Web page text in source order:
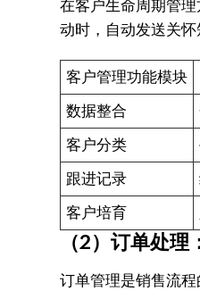
在客户生命周期管
动时，自动发送关
客户管理功能模块
数据整合
客户分类
跟进记录
客户培育
（2）订单处
订单管理是销售流